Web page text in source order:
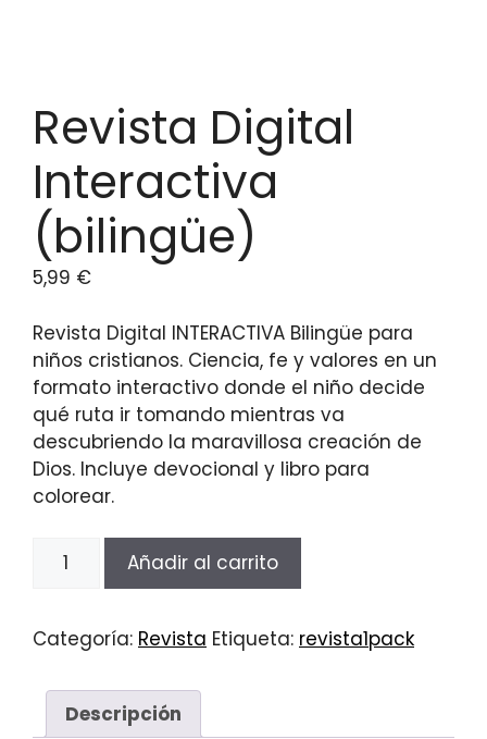
Revista Digital
Interactiva
(bilingüe)
5,99 €
Revista Digital INTERACTIVA Bilingüe para
niños cristianos. Ciencia, fe y valores en un
formato interactivo donde el niño decide
qué ruta ir tomando mientras va
descubriendo la maravillosa creación de
Dios. Incluye devocional y libro para
colorear.
Revista
Digital
(bilingüe)
cantidad
Añadir al carrito
Categoría: Revista Etiqueta: revista1pack
Descripción